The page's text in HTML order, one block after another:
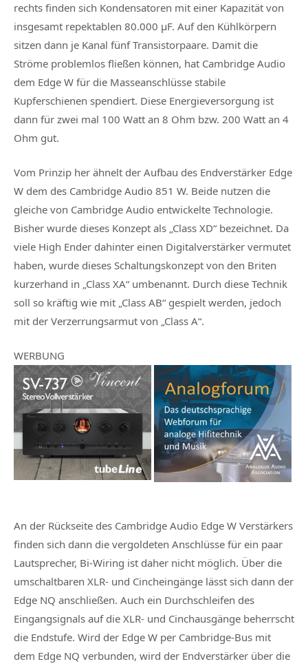
rechts finden sich Kondensatoren mit einer Kapazität von
insgesamt repektablen 80.000 µF. Auf den Kühlkörpern
sitzen dann je Kanal fünf Transistorpaare. Damit die
Ströme problemlos fließen können, hat Cambridge Audio
dem Edge W für die Masseanschlüsse stabile
Kupferschienen spendiert. Diese Energieversorgung ist
dann für zwei mal 100 Watt an 8 Ohm bzw. 200 Watt an 4
Ohm gut.
Vom Prinzip her ähnelt der Aufbau des Endverstärker Edge
W dem des Cambridge Audio 851 W. Beide nutzen die
gleiche von Cambridge Audio entwickelte Technologie.
Bisher wurde dieses Konzept als „Class XD“ bezeichnet. Da
viele High Ender dahinter einen Digitalverstärker vermutet
haben, wurde dieses Schaltungskonzept von den Briten
kurzerhand in „Class XA“ umbenannt. Durch diese Technik
soll so kräftig wie mit „Class AB“ gespielt werden, jedoch
mit der Verzerrungsarmut von „Class A“.
WERBUNG
An der Rückseite des Cambridge Audio Edge W Verstärkers
finden sich dann die vergoldeten Anschlüsse für ein paar
Lautsprecher, Bi-Wiring ist daher nicht möglich. Über die
umschaltbaren XLR- und Cincheingänge lässt sich dann der
Edge NQ anschließen. Auch ein Durchschleifen des
Eingangsignals auf die XLR- und Cinchausgänge beherrscht
die Endstufe. Wird der Edge W per Cambridge-Bus mit
dem Edge NQ verbunden, wird der Endverstärker über die